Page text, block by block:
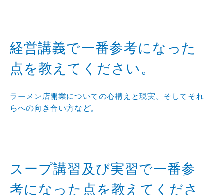
経営講義で一番参考になった
点を教えてください。
ラーメン店開業についての心構えと現実。そしてそれ
らへの向き合い方など。
スープ講習及び実習で一番参
考になった点を教えてくださ